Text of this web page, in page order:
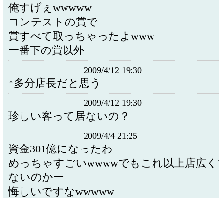
俺すげぇwwwww
コンテストの賞で
賞すべて取っちゃったよwww
一番下の賞以外
2009/4/12 19:30
↑多分店長だと思う
2009/4/12 19:30
珍しい客って居ないの？
2009/4/4 21:25
資金301億になったわ
めっちゃすごいwwwwでもこれ以上店広
ないのかー
悔しいですなwwwww